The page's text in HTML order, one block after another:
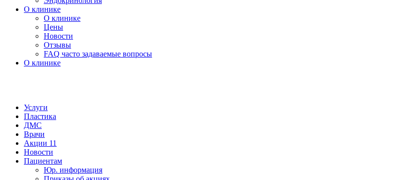
О клинике
О клинике
Цены
Новости
Отзывы
FAQ часто задаваемые вопросы
О клинике
Услуги
Пластика
ДМС
Врачи
Акции 11
Новости
Пациентам
Юр. информация